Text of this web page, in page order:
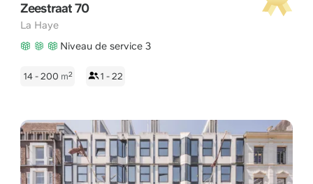
Zeestraat 70
La Haye
Niveau de service 3
14 - 200 m2 1 - 22